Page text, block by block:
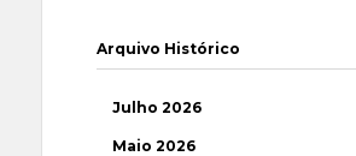
Arquivo Histórico
Julho 2026
Maio 2026